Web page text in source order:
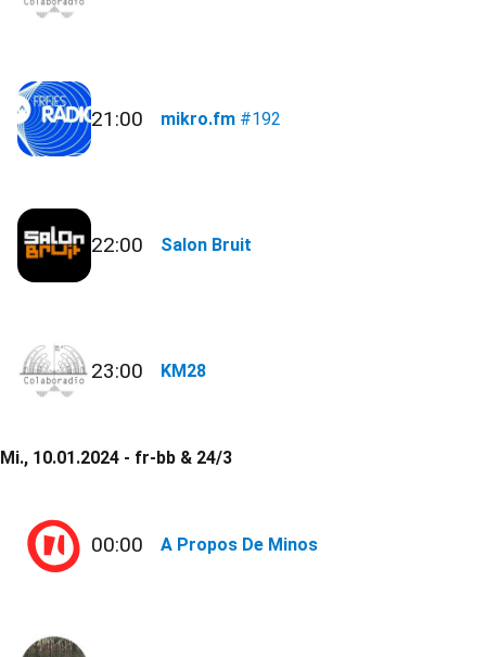
21:00 mikro.fm #192
22:00 Salon Bruit
23:00 KM28
Mi., 10.01.2024 - fr-bb & 24/3
00:00 A Propos De Minos